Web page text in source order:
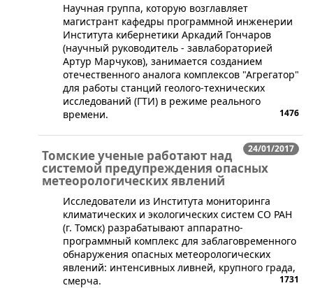
​Научная группа, которую возглавляет
магистрант кафедры программной инженерии
Института кибернетики Аркадий Гончаров
(научный руководитель - завлабораторией
Артур Марчуков), занимается созданием
отечественного аналога комплексов "Агрегатор"
для работы станций геолого-технических
исследований (ГТИ) в режиме реального
времени.
1476
24/01/2017
Томские ученые работают над
системой предупреждения опасных
метеорологических явлений
​Исследователи из Института мониторинга
климатических и экологических систем СО РАН
(г. Томск) разрабатывают аппаратно-
программный комплекс для заблаговременного
обнаружения опасных метеорологических
явлений: интенсивных ливней, крупного града,
смерча.
1731